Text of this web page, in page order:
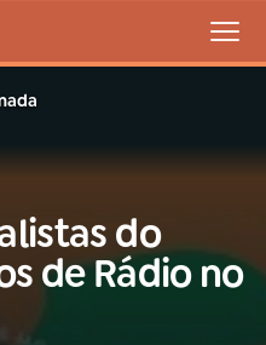
do
de Rádio no